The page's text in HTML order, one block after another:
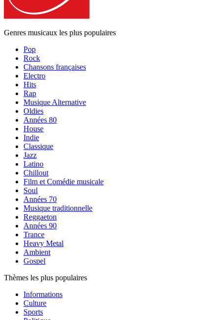
Genres musicaux les plus populaires
Pop
Rock
Chansons françaises
Electro
Hits
Rap
Musique Alternative
Oldies
Années 80
House
Indie
Classique
Jazz
Latino
Chillout
Film et Comédie musicale
Soul
Années 70
Musique traditionnelle
Reggaeton
Années 90
Trance
Heavy Metal
Ambient
Gospel
Thèmes les plus populaires
Informations
Culture
Sports